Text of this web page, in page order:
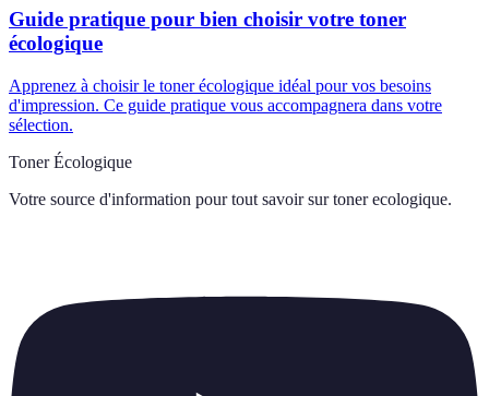
Guide pratique pour bien choisir votre toner
écologique
Apprenez à choisir le toner écologique idéal pour vos besoins
d'impression. Ce guide pratique vous accompagnera dans votre
sélection.
Toner Écologique
Votre source d'information pour tout savoir sur toner ecologique.